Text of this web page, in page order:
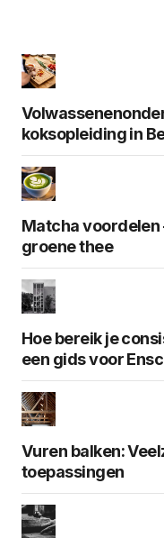
koksopleiding in
Matcha voordelen
groene thee
Hoe bereik je
een gids voor
Vuren balken:
toepassingen